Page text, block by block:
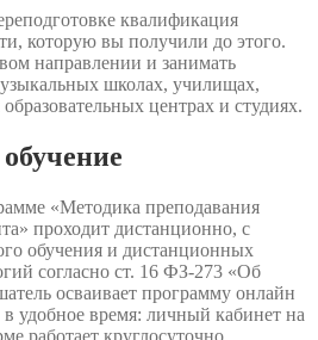
квалификация
которую вы получили до этого.
направлении и занимать
школах, училищах,
центрах и студиях.
«Методика преподавания
проходит дистанционно, с
обучения и дистанционных
согласно ст. 16 ФЗ-273 «Об
осваивает программу онлайн
удобное время: личный кабинет на